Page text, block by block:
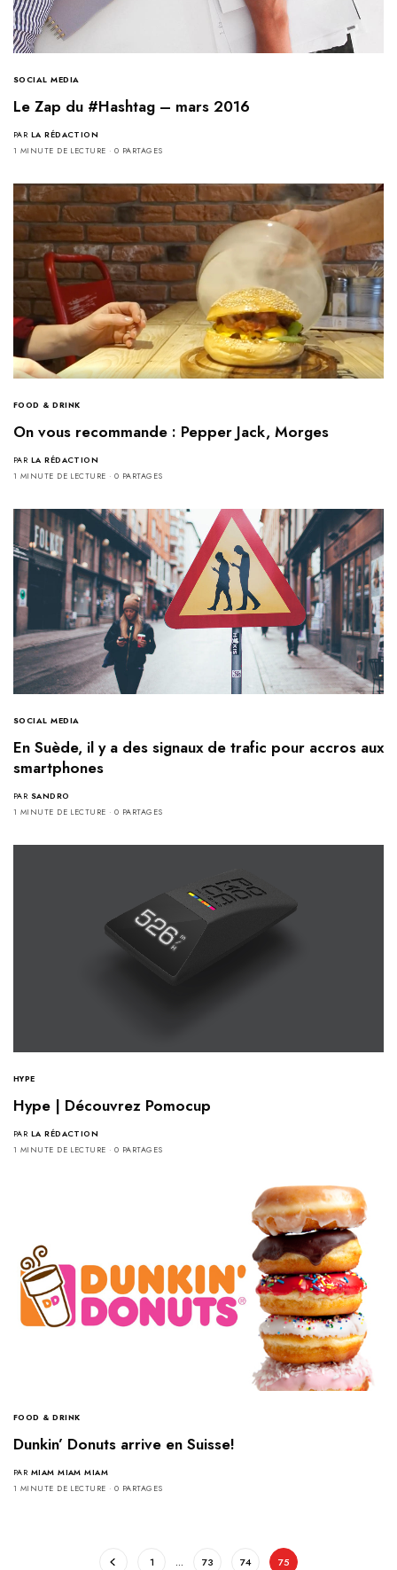
SOCIAL MEDIA
Le Zap du #Hashtag – mars 2016
PAR LA RÉDACTION
1 MINUTE DE LECTURE
0 PARTAGES
FOOD & DRINK
On vous recommande : Pepper Jack, Morges
PAR LA RÉDACTION
1 MINUTE DE LECTURE
0 PARTAGES
SOCIAL MEDIA
En Suède, il y a des signaux de trafic pour accros aux
smartphones
PAR SANDRO
1 MINUTE DE LECTURE
0 PARTAGES
HYPE
Hype | Découvrez Pomocup
PAR LA RÉDACTION
1 MINUTE DE LECTURE
0 PARTAGES
FOOD & DRINK
Dunkin’ Donuts arrive en Suisse!
PAR MIAM MIAM MIAM
1 MINUTE DE LECTURE
0 PARTAGES
1 … 73 74 75